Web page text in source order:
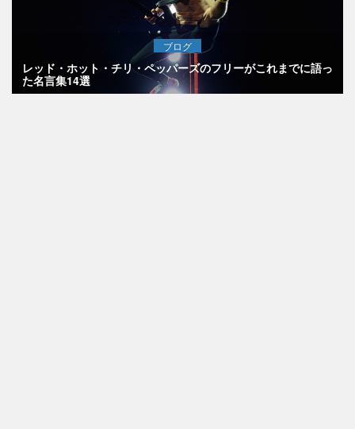
ブログ
レッド・ホット・チリ・ペッパーズのフリーがこれまでに語っ
た名言集14選